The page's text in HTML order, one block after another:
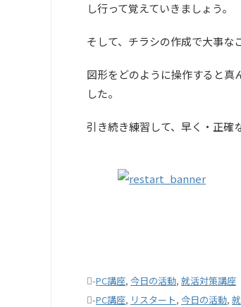
し行って覚えていきましょう。
そして、チラシの作成で大事な
図形をどのように操作すると真
した。
引き続き練習して、早く・正確
-PC講座, 今日の活動, 就活対策講座
-PC講座, リスタート, 今日の活動,